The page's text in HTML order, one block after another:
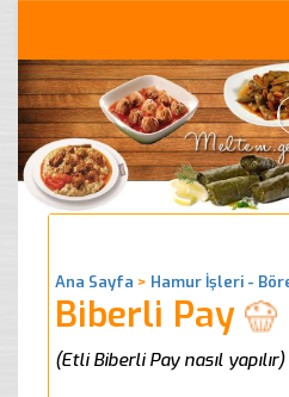
Ana Sayfa > Hamur İşleri -
Biberli Pay
(Etli Biberli Pay nasıl yapılır)